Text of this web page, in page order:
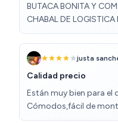
BUTACA BONITA Y
CHABAL DE LOGISTICA
justa
Calidad precio
Están muy bien para el
Cómodos,fácil de